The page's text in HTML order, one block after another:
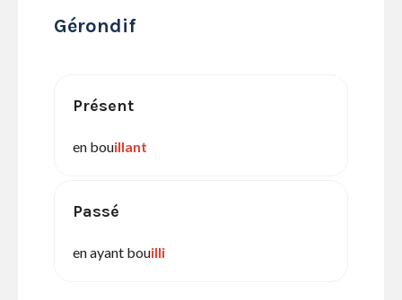
Gérondif
Présent
en bouillant
Passé
en ayant bouilli